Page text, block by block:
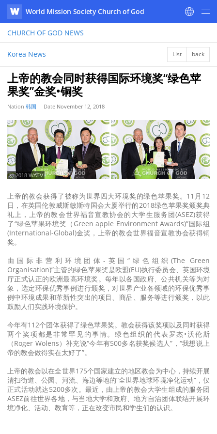
WATV
World Mission Society Church of God
CHURCH OF GOD NEWS
Korea News List back
上帝的教会同时获得国际环境奖“绿色苹
果奖”金奖•铜奖
Nation 韩国 Date November 12, 2018
ⓒ 2018 WATV
上帝的教会获得了被称为世界四大环境奖的绿色苹果奖。11月12
日，在英国伦敦威斯敏斯特国会大厦举行的2018绿色苹果奖颁奖典
礼上，上帝的教会世界福音宣教协会的大学生服务团(ASEZ)获得
了“绿色苹果环境奖（Green apple Environment Awards)”国际组
(International-Global)金奖，上帝的教会世界福音宣教协会获得铜
奖。
由国际非营利环境团体-英国“绿色组织(The Green
Organisation)”主管的绿色苹果奖是欧盟(EU)执行委员会、英国环境
厅正式认正的欧洲最高环境奖。每年以各国政府、公共机关等为对
象，选定环保优秀事例进行颁奖，对世界产业各领域的环保优秀事
例中环境成果和革新性突出的项目、商品、服务等进行颁奖，以此
鼓励人们实践环境保护。
今年有112个团体获得了绿色苹果奖。教会获得该奖项以及同时获得
两个奖项都是非常罕见的事情。绿色组织的代表罗杰•沃伦斯
（Roger Wolens）补充说“今年有500多名获奖候选人”，“我想说上
帝的教会做得实在太好了”。
上帝的教会以在全世界175个国家建立的地区教会为中心，持续开展
清扫街道、公园、河流、海边等地的“全世界地球环境净化运动”，仅
正式活动就达5200多次。最近，由上帝的教会大学生组成的服务团
ASEZ前往世界各地，与当地大学和政府、地方自治团体联结开展环
境净化、活动、教育等，正在改变市民和学生们的认识。